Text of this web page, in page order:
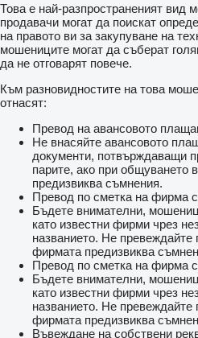
Това е най-разпространеният вид
продавачи могат да поискат
на правото ви за закупуване на
мошениците могат да съберат
да не отговарят повече.
Към разновидностите на това
отнасят:
Превод на авансовото
Не внасяйте авансовото
документи, потвърждаващи
парите, ако при общуването
предизвиква съмнения.
Превод по сметка на фирма
Бъдете внимателни,
като известни фирми чрез
названието. Не превеждайте
фирмата предизвиква
Превод по сметка на фирма
Бъдете внимателни,
като известни фирми чрез
названието. Не превеждайте
фирмата предизвиква
Въвеждане на собствени